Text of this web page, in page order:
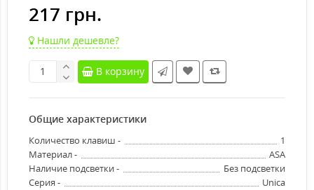
217 грн.
Нашли дешевле?
В корзину
Общие характеристики
Количество клавиш -
1
Материал -
ASA
Наличие подсветки -
Без подсветки
Серия -
Unica